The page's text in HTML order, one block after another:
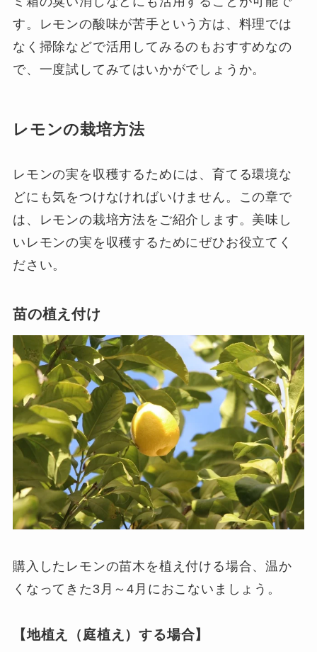
す。レモンの酸味が苦手という方は、料理では
なく掃除などで活用してみるのもおすすめなの
で、一度試してみてはいかがでしょうか。
レモンの栽培方法
レモンの実を収穫するためには、育てる環境な
どにも気をつけなければいけません。この章で
は、レモンの栽培方法をご紹介します。美味し
いレモンの実を収穫するためにぜひお役立てく
ださい。
苗の植え付け
購入したレモンの苗木を植え付ける場合、温か
くなってきた3月～4月におこないましょう。
【地植え（庭植え）する場合】